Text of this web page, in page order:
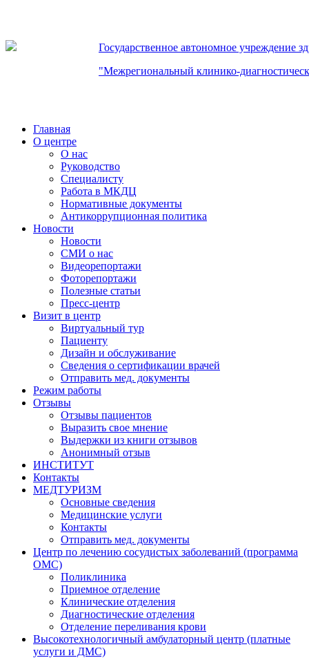
Государственное автономное учреждение
"Межрегиональный клинико-
Главная
О центре
О нас
Руководство
Специалисту
Работа в МКДЦ
Нормативные документы
Антикоррупционная политика
Новости
Новости
СМИ о нас
Видеорепортажи
Фоторепортажи
Полезные статьи
Пресс-центр
Визит в центр
Виртуальный тур
Пациенту
Дизайн и обслуживание
Сведения о сертификации врачей
Отправить мед. документы
Режим работы
Отзывы
Отзывы пациентов
Выразить свое мнение
Выдержки из книги отзывов
Анонимный отзыв
ИНСТИТУТ
Контакты
МЕДТУРИЗМ
Основные сведения
Медицинские услуги
Контакты
Отправить мед. документы
Центр по лечению сосудистых заболеваний (программа
ОМС)
Поликлиника
Приемное отделение
Клинические отделения
Диагностические отделения
Отделение переливания крови
Высокотехнологичный амбулаторный центр (платные
услуги и ДМС)